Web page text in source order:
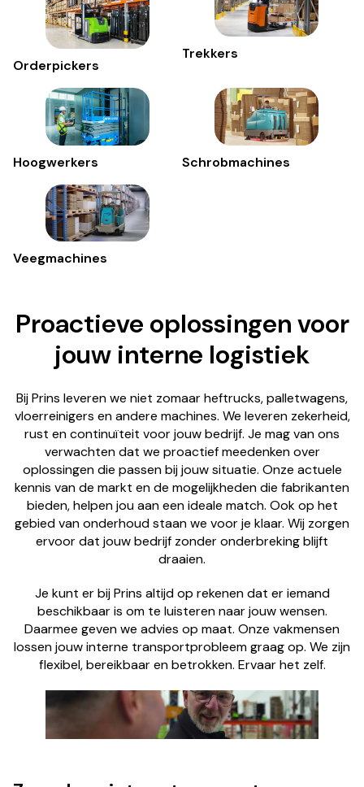
Orderpickers
Trekkers
Hoogwerkers Schrobmachines
Veegmachines
Proactieve oplossingen voor
jouw interne logistiek
Bij Prins leveren we niet zomaar heftrucks, palletwagens,
vloerreinigers en andere machines. We leveren zekerheid,
rust en continuïteit voor jouw bedrijf. Je mag van ons
verwachten dat we proactief meedenken over
oplossingen die passen bij jouw situatie. Onze actuele
kennis van de markt en de mogelijkheden die fabrikanten
bieden, helpen jou aan een ideale match. Ook op het
gebied van onderhoud staan we voor je klaar. Wij zorgen
ervoor dat jouw bedrijf zonder onderbreking blijft
draaien.
Je kunt er bij Prins altijd op rekenen dat er iemand
beschikbaar is om te luisteren naar jouw wensen.
Daarmee geven we advies op maat. Onze vakmensen
lossen jouw interne transportprobleem graag op. We zijn
flexibel, bereikbaar en betrokken. Ervaar het zelf.